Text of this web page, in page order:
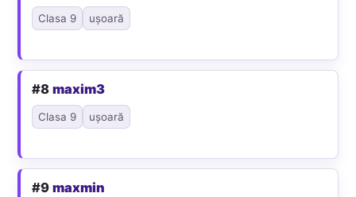
Clasa 9 ușoară
#8maxim3
Clasa 9 ușoară
#9maxmin